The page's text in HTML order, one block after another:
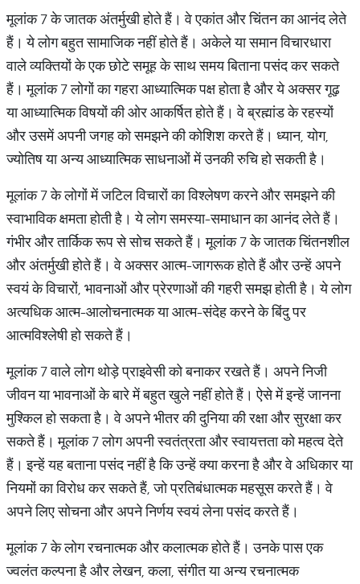
मूलांक 7 के जातक अंतर्मुखी होते हैं। वे एकांत और चिंतन का आनंद लेते
हैं। ये लोग बहुत सामाजिक नहीं होते हैं। अकेले या समान विचारधारा
वाले व्यक्तियों के एक छोटे समूह के साथ समय बिताना पसंद कर सकते
हैं। मूलांक 7 लोगों का गहरा आध्यात्मिक पक्ष होता है और ये अक्सर गूढ़
या आध्यात्मिक विषयों की ओर आकर्षित होते हैं। वे ब्रह्मांड के रहस्यों
और उसमें अपनी जगह को समझने की कोशिश करते हैं। ध्यान, योग,
ज्योतिष या अन्य आध्यात्मिक साधनाओं में उनकी रुचि हो सकती है।
मूलांक 7 के लोगों में जटिल विचारों का विश्लेषण करने और समझने की
स्वाभाविक क्षमता होती है। ये लोग समस्या-समाधान का आनंद लेते हैं।
गंभीर और तार्किक रूप से सोच सकते हैं। मूलांक 7 के जातक चिंतनशील
और अंतर्मुखी होते हैं। वे अक्सर आत्म-जागरूक होते हैं और उन्हें अपने
स्वयं के विचारों, भावनाओं और प्रेरणाओं की गहरी समझ होती है। ये लोग
अत्यधिक आत्म-आलोचनात्मक या आत्म-संदेह करने के बिंदु पर
आत्मविश्लेषी हो सकते हैं।
मूलांक 7 वाले लोग थोड़े प्राइवेसी को बनाकर रखते हैं। अपने निजी
जीवन या भावनाओं के बारे में बहुत खुले नहीं होते हैं। ऐसे में इन्हें जानना
मुश्किल हो सकता है। वे अपने भीतर की दुनिया की रक्षा और सुरक्षा कर
सकते हैं। मूलांक 7 लोग अपनी स्वतंत्रता और स्वायत्तता को महत्व देते
हैं। इन्हें यह बताना पसंद नहीं है कि उन्हें क्या करना है और वे अधिकार या
नियमों का विरोध कर सकते हैं, जो प्रतिबंधात्मक महसूस करते हैं। वे
अपने लिए सोचना और अपने निर्णय स्वयं लेना पसंद करते हैं।
मूलांक 7 के लोग रचनात्मक और कलात्मक होते हैं। उनके पास एक
ज्वलंत कल्पना है और लेखन, कला, संगीत या अन्य रचनात्मक